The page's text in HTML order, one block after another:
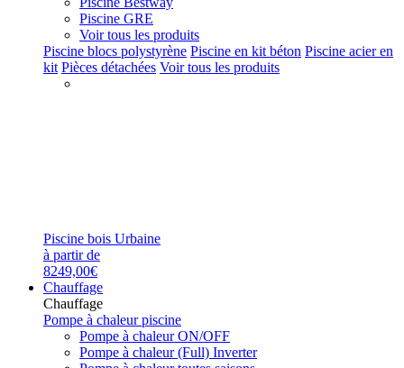
Piscine GRE
Voir tous les produits
Piscine blocs polystyrène Piscine en kit béton Piscine acier en
kit Pièces détachées Voir tous les produits
Piscine bois Urbaine
à partir de
8249,00€
Chauffage
Chauffage
Pompe à chaleur piscine
Pompe à chaleur ON/OFF
Pompe à chaleur (Full) Inverter